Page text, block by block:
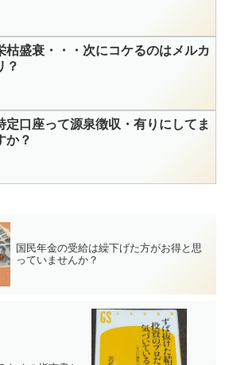
枯盛衰・・・次にコケるのはメルカ
？
定口座って源泉徴収・有りにしてま
か？
国民年金の受給は繰下げた方がお得と思
っていませんか？